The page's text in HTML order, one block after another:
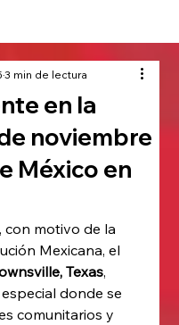
en la
noviembre
México en
3 min de lectura
, con motivo de la
Mexicana, el
Texas,
donde se
comunitarios y